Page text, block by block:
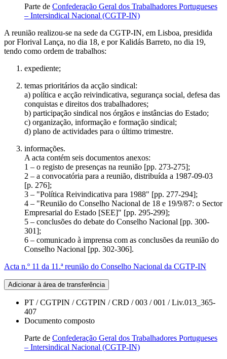
Parte de Confederação Geral dos Trabalhadores Portugueses
– Intersindical Nacional (CGTP-IN)
A reunião realizou-se na sede da CGTP-IN, em Lisboa, presidida
por Florival Lança, no dia 18, e por Kalidás Barreto, no dia 19,
tendo como ordem de trabalhos:
expediente;
temas prioritários da acção sindical:
a) política e acção reivindicativa, segurança social, defesa das
conquistas e direitos dos trabalhadores;
b) participação sindical nos órgãos e instâncias do Estado;
c) organização, informação e formação sindical;
d) plano de actividades para o último trimestre.
informações.
A acta contém seis documentos anexos:
1 – o registo de presenças na reunião [pp. 273-275];
2 – a convocatória para a reunião, distribuída a 1987-09-03
[p. 276];
3 – "Política Reivindicativa para 1988" [pp. 277-294];
4 – "Reunião do Conselho Nacional de 18 e 19/9/87: o Sector
Empresarial do Estado [SEE]" [pp. 295-299];
5 – conclusões do debate do Conselho Nacional [pp. 300-
301];
6 – comunicado à imprensa com as conclusões da reunião do
Conselho Nacional [pp. 302-306].
Acta n.º 11 da 11.ª reunião do Conselho Nacional da CGTP-IN
Adicionar à área de transferência
PT / CGTPIN / CGTPIN / CRD / 003 / 001 / Liv.013_365-
407
Documento composto
Parte de Confederação Geral dos Trabalhadores Portugueses
– Intersindical Nacional (CGTP-IN)